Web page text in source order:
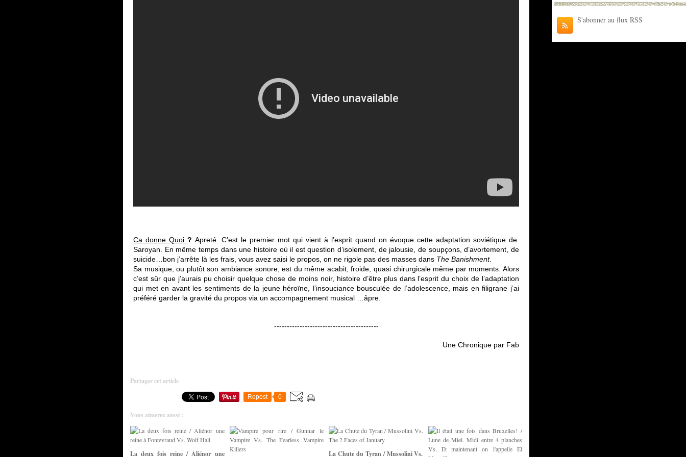
Ca donne Quoi ? Apreté. C’est le premier mot qui vient à l’esprit quand on évoque cette adaptation soviétique de
Saroyan. En même temps dans une histoire où il est question d’isolement, de jalousie, de soupçons, d’avortement, de
suicide…bon j’arrête là les frais, vous avez saisi le propos, on ne rigole pas des masses dans The Banishment.
Sa musique, ou plutôt son ambiance sonore, est du même acabit, froide, quasi chirurgicale même par moments. Alors
c’est sûr que j’aurais pu choisir quelque chose de moins noir, histoire d’être plus dans l’esprit du choix de l’adaptation
qui met en avant les sentiments de la jeune héroïne, l’insouciance bousculée de l’adolescence, mais en filigrane j’ai
préféré garder la gravité du propos via un accompagnement musical …âpre.
-----------------------------------------
Une Chronique par Fab
Partager cet article
Repost 0
Vous aimerez aussi :
La deux fois reine / Aliénor une La Chute du Tyran / Mussolini Vs.
S'abonner au flux RSS